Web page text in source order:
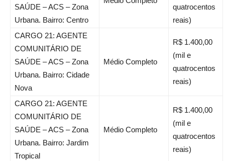
SAÚDE – ACS – Zona
Urbana. Bairro: Centro
quatrocentos
reais)
CARGO 21: AGENTE
COMUNITÁRIO DE
SAÚDE – ACS – Zona
Urbana. Bairro: Cidade
Nova
Médio Completo
R$ 1.400,00
(mil e
quatrocentos
reais)
CARGO 21: AGENTE
COMUNITÁRIO DE
SAÚDE – ACS – Zona
Urbana. Bairro: Jardim
Tropical
Médio Completo
R$ 1.400,00
(mil e
quatrocentos
reais)